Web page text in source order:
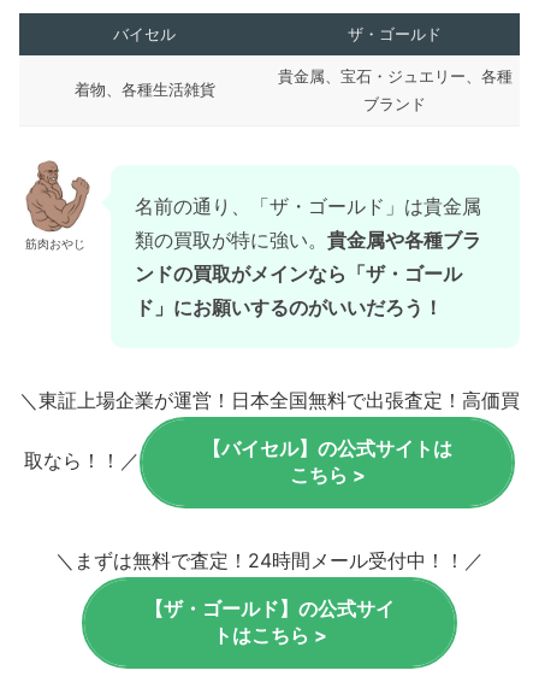
バイセル ザ・ゴールド
着物、各種生活雑貨
貴金属、宝石・ジュエリー、各種
ブランド
筋肉おやじ
名前の通り、「ザ・ゴールド」は貴金属
類の買取が特に強い。 貴金属や各種ブラ
ンドの買取がメインなら「ザ・ゴール
ド」にお願いするのがいいだろう！
＼東証上場企業が運営！日本全国無料で出張査定！高価買
取なら！！／
【バイセル】の公式サイトは
こちら >
＼まずは無料で査定！24時間メール受付中！！／
【ザ・ゴールド】の公式サイ
トはこちら >